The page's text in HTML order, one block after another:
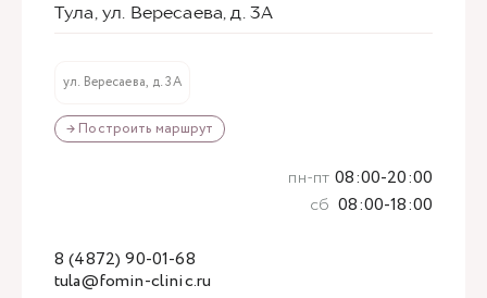
Тула, ул. Вересаева, д. 3А
ул. Вересаева, д. 3А
→ Построить маршрут
tula@fomin-clinic.ru
8 (4872) 90-01-68
пн-пт 08:00-20:00
сб 08:00-18:00